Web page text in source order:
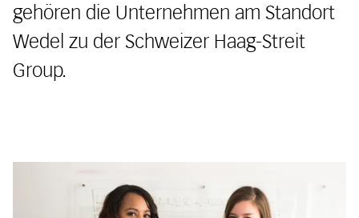
gehören die Unternehmen am Standort
Wedel zu der Schweizer Haag-Streit
Group.